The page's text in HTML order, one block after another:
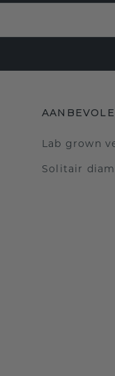
Lab grown
Solitair